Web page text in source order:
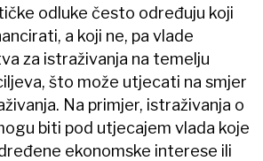
odluke često određuju koji
a koji ne, pa vlade
za istraživanja na temelju
što može utjecati na smjer
Na primjer, istraživanja o
biti pod utjecajem vlada koje
ekonomske interese ili